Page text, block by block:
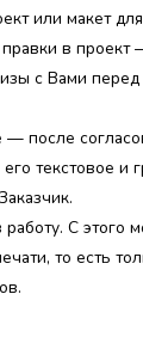
или макет
в проект
с Вами
после
его текстовое и
С этого
то есть